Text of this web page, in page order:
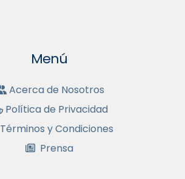
Menú
Acerca de Nosotros
Política de Privacidad
Términos y Condiciones
Prensa